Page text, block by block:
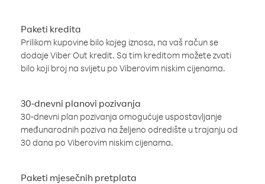
Paketi kredita
Prilikom kupovine bilo kojeg iznosa, na vaš račun se
dodaje Viber Out kredit. Sa tim kreditom možete zvati
bilo koji broj na svijetu po Viberovim niskim cijenama.
30-dnevni planovi pozivanja
30-dnevni plan pozivanja omogućuje uspostavljanje
međunarodnih poziva na željeno odredište u trajanju od
30 dana po Viberovim niskim cijenama.
Paketi mjesečnih pretplata